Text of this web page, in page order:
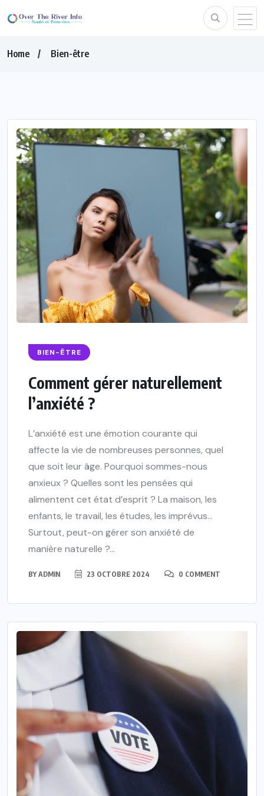
Home Bien-être
BIEN-ÊTRE
Comment gérer naturellement
l’anxiété ?
L’anxiété est une émotion courante qui
affecte la vie de nombreuses personnes, quel
que soit leur âge. Pourquoi sommes-nous
anxieux ? Quelles sont les pensées qui
alimentent cet état d’esprit ? La maison, les
enfants, le travail, les études, les imprévus…
Surtout, peut-on gérer son anxiété de
manière naturelle ?...
BYADMIN 23 OCTOBRE 2024 0 COMMENT